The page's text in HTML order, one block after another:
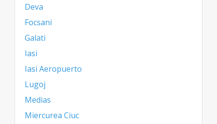
Deva
Focsani
Galati
Iasi
Iasi Aeropuerto
Lugoj
Medias
Miercurea Ciuc